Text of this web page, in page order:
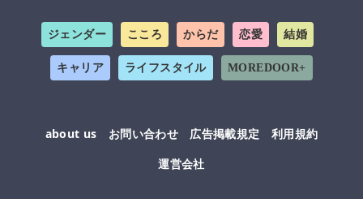
ジェンダー こころ からだ 恋愛 結婚
キャリア ライフスタイル MOREDOOR+
about us お問い合わせ 広告掲載規定
利用規約
運営会社